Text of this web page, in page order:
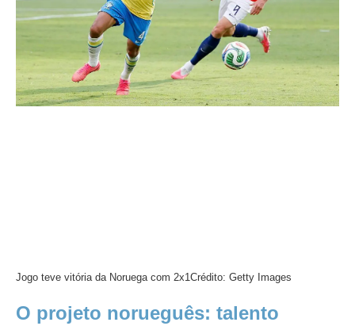
Jogo teve vitória da Noruega com 2x1Crédito: Getty Images
O projeto norueguês: talento